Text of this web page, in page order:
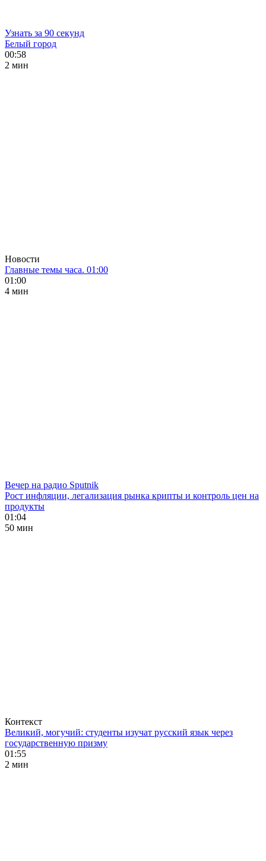
Узнать за 90 секунд
Белый город
00:58
2 мин
Новости
Главные темы часа. 01:00
01:00
4 мин
Вечер на радио Sputnik
Рост инфляции, легализация рынка крипты и контроль цен на
продукты
01:04
50 мин
Контекст
Великий, могучий: студенты изучат русский язык через
государственную призму
01:55
2 мин